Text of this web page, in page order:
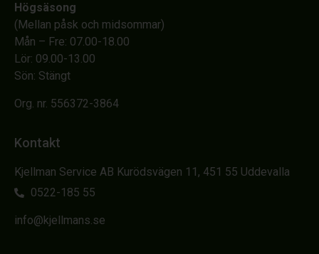
Högsäsong
(Mellan påsk och midsommar)
Mån – Fre: 07.00-18.00
Lör: 09.00-13.00
Sön: Stängt
Org. nr. 556372-3864
Kontakt
Kjellman Service AB Kurödsvägen 11, 451 55 Uddevalla
0522-185 55
info@kjellmans.se